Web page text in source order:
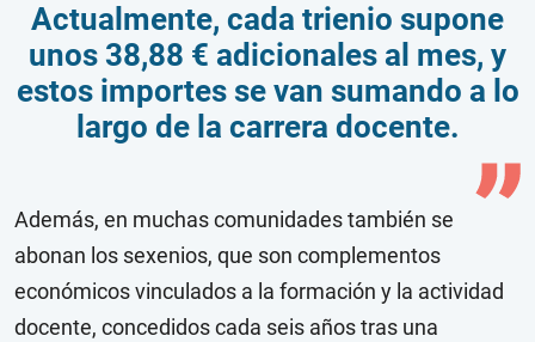
Actualmente, cada trienio supone
unos 38,88 € adicionales al mes, y
estos importes se van sumando a lo
largo de la carrera docente.
Además, en muchas comunidades también se
abonan los sexenios, que son complementos
económicos vinculados a la formación y la actividad
docente, concedidos cada seis años tras una